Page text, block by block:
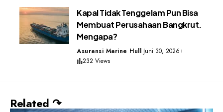
Kapal Tidak Tenggelam Pun Bisa
Membuat Perusahaan Bangkrut.
Mengapa?
Asuransi Marine Hull Juni 30, 2026
232 Views
Related ↷